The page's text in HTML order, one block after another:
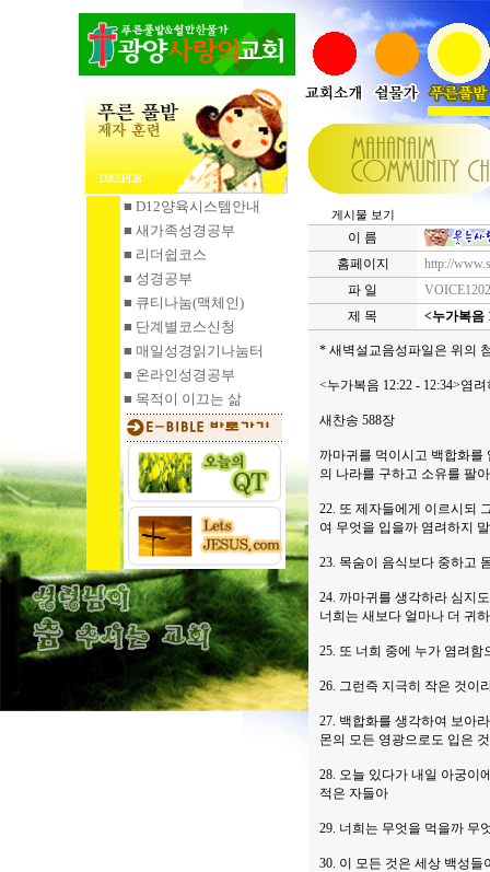
■ D12양육시스템안내
■ 새가족성경공부
■ 리더쉽코스
■ 성경공부
■ 큐티나눔(맥체인)
■ 단계별코스신청
■ 매일성경읽기 나눔터
■ 온라인성경공부
■ 목적이 이끄는 삶
게시물 보기
이 름
홈페이지
http://
파 일
제 목
<누가복음
* 새벽설교음성파일은 위의
<누가복음 12:22 - 12:34>염
새찬송 588장
까마귀를 먹이시고 백합화를
의 나라를 구하고 소유를 팔
22. 또 제자들에게 이르시되
여 무엇을 입을까 염려하지
23. 목숨이 음식보다 중하고
24. 까마귀를 생각하라 심지
너희는 새보다 얼마나 더 귀
25. 또 너희 중에 누가 염려
26. 그런즉 지극히 작은 것이
27. 백합화를 생각하여 보아
몬의 모든 영광으로도 입은
28. 오늘 있다가 내일 아궁이
적은 자들아
29. 너희는 무엇을 먹을까 무
30. 이 모든 것은 세상 백성